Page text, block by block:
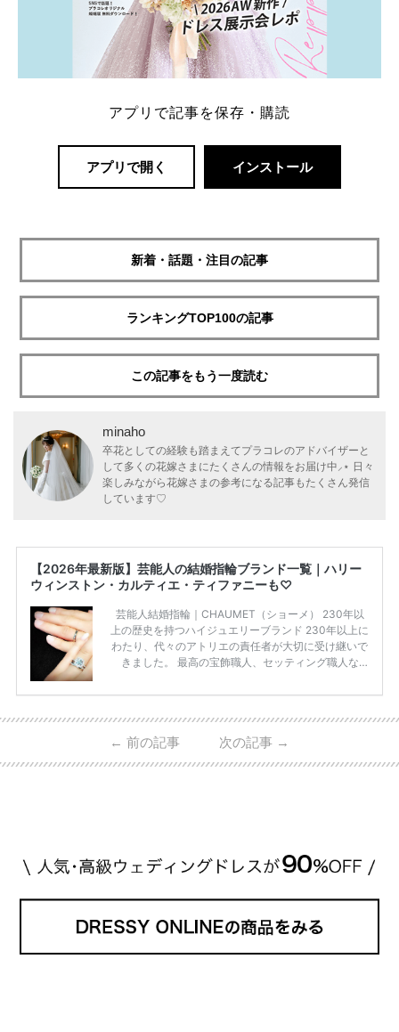
アプリで記事を保存・購読
アプリで開く インストール
新着・話題・注目の記事
ランキングTOP100の記事
この記事をもう一度読む
minaho
卒花としての経験も踏まえてプラコレのアドバイザーと
して多くの花嫁さまにたくさんの情報をお届け中⸝⋆ 日々
楽しみながら花嫁さまの参考になる記事もたくさん発信
しています♡
【2026年最新版】芸能人の結婚指輪ブランド一覧｜ハリー
ウィンストン・カルティエ・ティファニーも♡
芸能人結婚指輪｜CHAUMET（ショーメ） 230年以
上の歴史を持つハイジュエリーブランド 230年以上に
わたり、代々のアトリエの責任者が大切に受け継いで
きました。 最高の宝飾職人、セッティング職人な
高品質の宝石を扱っています。 至高のデザインと品
ん・魔裟斗さんの婚約指輪 魔裟斗さんが矢沢さんに
贈られた指輪は1カラットのものです。 ショーメの価
← 前の記事 次の記事 →